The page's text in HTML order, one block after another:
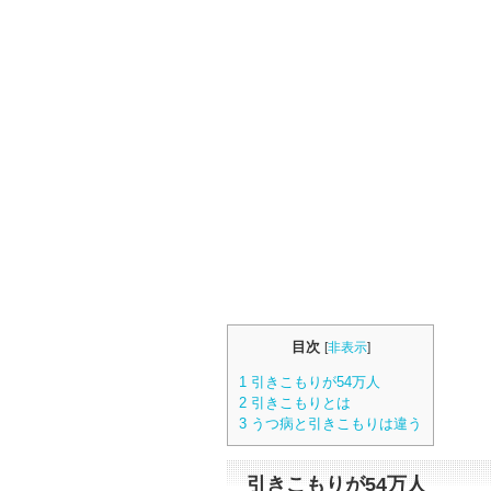
目次 [非表示]
1 引きこもりが54万人
2 引きこもりとは
3 うつ病と引きこもりは違う
引きこもりが54万人